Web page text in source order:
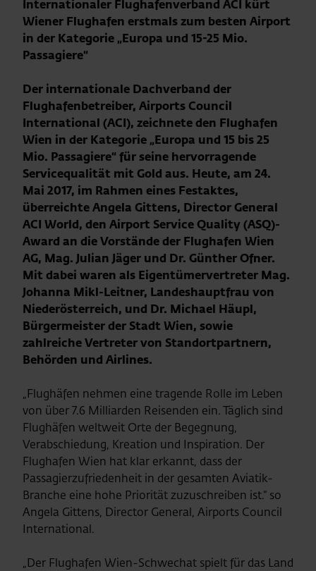
Internationaler Flughafenverband ACI kürt
Wiener Flughafen erstmals zum besten Airport
in der Kategorie „Europa und 15-25 Mio.
Passagiere“
Der internationale Dachverband der
Flughafenbetreiber, Airports Council
International (ACI), zeichnete den Flughafen
Wien in der Kategorie „Europa und 15 bis 25
Mio. Passagiere“ für seine hervorragende
Servicequalität mit Gold aus. Heute, am 24.
Mai 2017, im Rahmen eines Festaktes,
überreichte Angela Gittens, Director General
ACI World, den Airport Service Quality (ASQ)-
Award an die Vorstände der Flughafen Wien
AG, Mag. Julian Jäger und Dr. Günther Ofner.
Mit dabei waren als Eigentümervertreter Mag.
Johanna Mikl-Leitner, Landeshauptfrau von
Niederösterreich, und Dr. Michael Häupl,
Bürgermeister der Stadt Wien, sowie
zahlreiche Vertreter von Standortpartnern,
Behörden und Airlines.
„Flughäfen nehmen eine tragende Rolle im Leben
von über 7.6 Milliarden Reisenden ein. Täglich sind
Flughäfen weltweit Orte der Begegnung,
Verabschiedung, Kreation und Inspiration. Der
Flughafen Wien hat klar erkannt, dass der
Passagierzufriedenheit in der gesamten Aviatik-
Branche eine hohe Priorität zuzuschreiben ist.“ so
Angela Gittens, Director General, Airports Council
International.
„Der Flughafen Wien-Schwechat spielt für das Land